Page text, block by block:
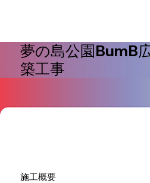
夢の島公園BumB
築工事
施工概要